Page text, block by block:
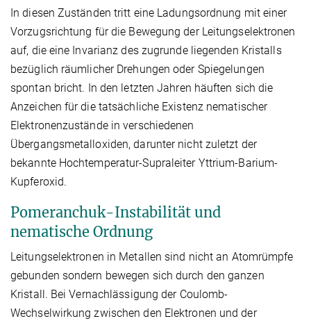
In diesen Zuständen tritt eine Ladungsordnung mit einer
Vorzugsrichtung für die Bewegung der Leitungselektronen
auf, die eine Invarianz des zugrunde liegenden Kristalls
bezüglich räumlicher Drehungen oder Spiegelungen
spontan bricht. In den letzten Jahren häuften sich die
Anzeichen für die tatsächliche Existenz nematischer
Elektronenzustände in verschiedenen
Übergangsmetalloxiden, darunter nicht zuletzt der
bekannte Hochtemperatur-Supraleiter Yttrium-Barium-
Kupferoxid.
Pomeranchuk-Instabilität und
nematische Ordnung
Leitungselektronen in Metallen sind nicht an Atomrümpfe
gebunden sondern bewegen sich durch den ganzen
Kristall. Bei Vernachlässigung der Coulomb-
Wechselwirkung zwischen den Elektronen und der